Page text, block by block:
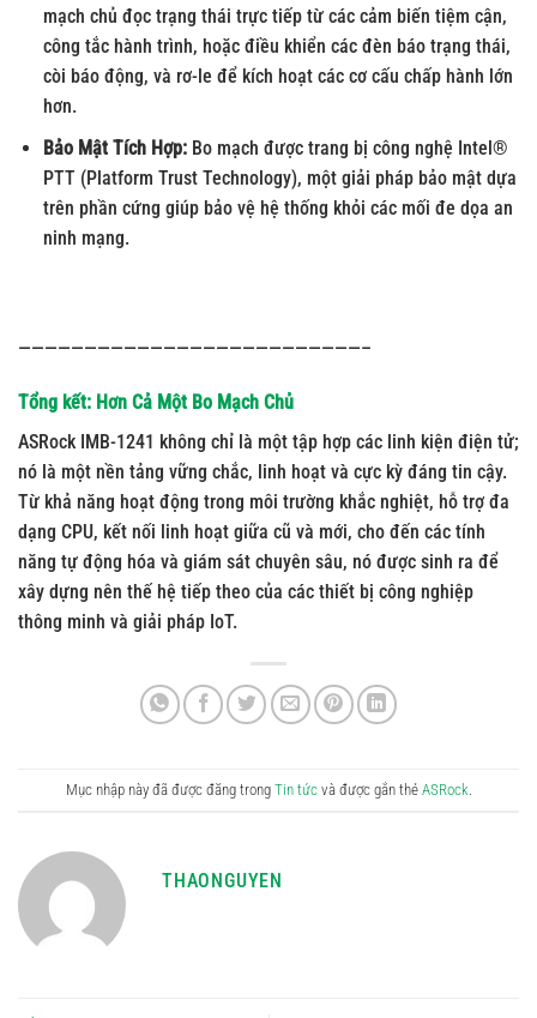
mạch chủ đọc trạng thái trực tiếp từ các cảm biến tiệm cận,
công tắc hành trình, hoặc điều khiển các đèn báo trạng thái,
còi báo động, và rơ-le để kích hoạt các cơ cấu chấp hành lớn
hơn.
Bảo Mật Tích Hợp:Bo mạch được trang bị công nghệ Intel®
PTT (Platform Trust Technology), một giải pháp bảo mật dựa
trên phần cứng giúp bảo vệ hệ thống khỏi các mối đe dọa an
ninh mạng.
——————————————————————————–
Tổng kết: Hơn Cả Một Bo Mạch Chủ
ASRock IMB-1241 không chỉ là một tập hợp các linh kiện điện tử;
nó là một nền tảng vững chắc, linh hoạt và cực kỳ đáng tin cậy.
Từ khả năng hoạt động trong môi trường khắc nghiệt, hỗ trợ đa
dạng CPU, kết nối linh hoạt giữa cũ và mới, cho đến các tính
năng tự động hóa và giám sát chuyên sâu, nó được sinh ra để
xây dựng nên thế hệ tiếp theo của các thiết bị công nghiệp
thông minh và giải pháp IoT.
Mục nhập này đã được đăng trong Tin tứcvà được gắn thẻ ASRock
THAONGUYEN